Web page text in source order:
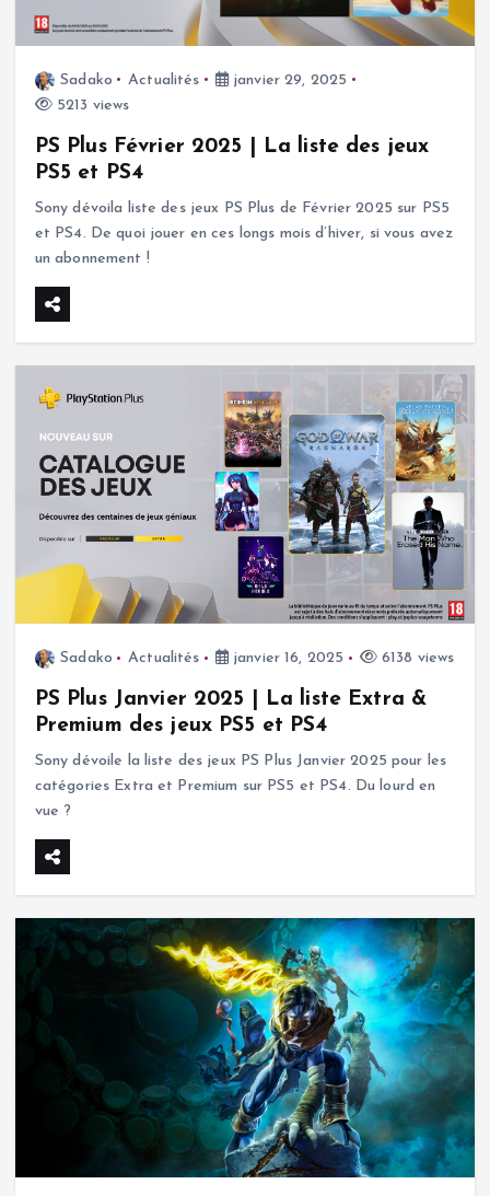
Sadako Actualités
janvier 29, 2025
5213 views
PS Plus Février 2025 | La liste des jeux
PS5 et PS4
Sony dévoila liste des jeux PS Plus de Février 2025 sur PS5
et PS4. De quoi jouer en ces longs mois d’hiver, si vous avez
un abonnement !
Sadako Actualités janvier 16, 2025 6138 views
PS Plus Janvier 2025 | La liste Extra &
Premium des jeux PS5 et PS4
Sony dévoile la liste des jeux PS Plus Janvier 2025 pour les
catégories Extra et Premium sur PS5 et PS4. Du lourd en
vue ?